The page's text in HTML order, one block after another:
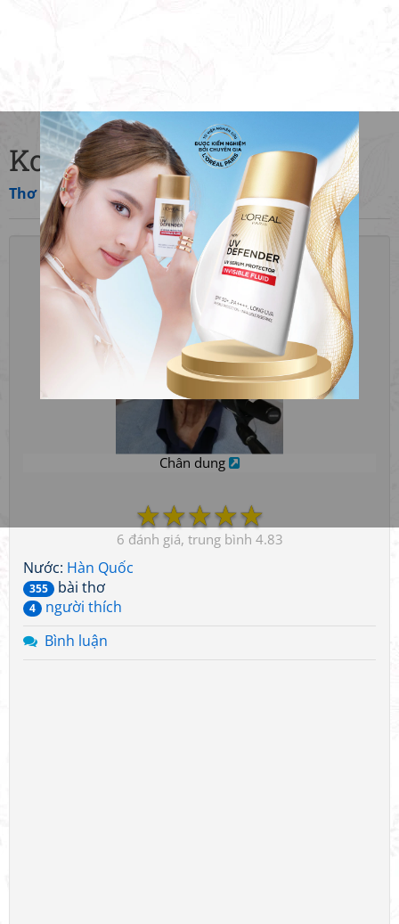
Ko Un고은, Cố Ẩn, 古隱
Thơ»Hàn Quốc
Chân dung
☆
☆
☆
☆
☆
6 4.83
Nước: Hàn Quốc
355 bài thơ
4
người thích
Bình luận